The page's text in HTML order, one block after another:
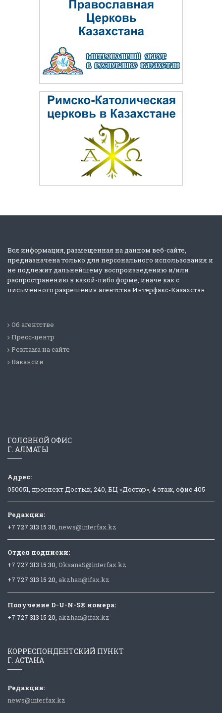
Вся информация, размещенная на данном веб-сайте,
предназначена только для персонального использования и
не подлежит дальнейшему воспроизведению и/или
распространению в какой-либо форме, иначе как с
письменного разрешения агентства Интерфакс-Казахстан.
Об агентстве
Пресс-центр
Реклама на сайте
Вакансии
ГОЛОВНОЙ ОФИС
Г. АЛМАТЫ
Адрес:
050051, проспект Достык, 240, БЦ «Достар», 4 этаж, офис 405
Редакция:
+7 727 313 15 30, news@interfax.kz
Отдел подписки:
+7 727 313 15 30, OksanaS@interfax.kz
+7 727 313 15 20, akzhan@ifax.kz
Получение D-U-N-S® номера:
+7 727 313 15 20, akzhan@ifax.kz
КОРРЕСПОНДЕНТСКИЙ ПУНКТ
Г. АСТАНА
Редакция:
news@interfax.kz